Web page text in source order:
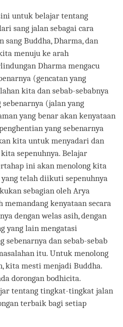
untuk belajar tentang
sang jalan sebagai cara
Buddha, Dharma, dan
menuju ke arah
Dharma mengacu
(gencatan yang
kita dan sebab-sebabnya
(jalan yang
yang benar akan kenyataan
yang sebenarnya
kita untuk menyadari dan
sepenuhnya. Belajar
ini akan menolong kita
telah diikuti sepenuhnya
sebagian oleh Arya
memandang kenyataan secara
dengan welas asih, dengan
yang lain mengatasi
sebenarnya dan sebab-sebab
itu. Untuk menolong
kita mesti menjadi Buddha.
dorongan bodhicita.
tentang tingkat-tingkat jalan
terbaik bagi setiap